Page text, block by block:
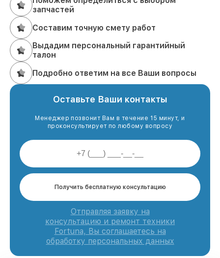
запчастей
Составим точную смету работ
Выдадим персональный гарантийный
талон
Подробно ответим на все Ваши вопросы
Оставьте Ваши контакты
Менеджер позвонит Вам в течение 15 минут, и
проконсультирует по любому вопросу
Получить бесплатную консультацию
Отправляя заявку на
консультацию и ремонт техники
Fortuna, Вы соглашаетесь на
обработку персональных данных